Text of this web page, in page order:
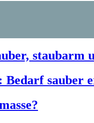
staubarm
Bedarf sauber